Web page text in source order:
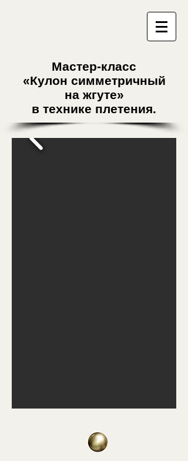
Мастер-класс
«Кулон симметричный
на жгуте»
в технике плетения.